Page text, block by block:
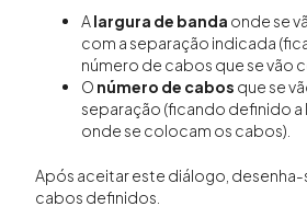
Alargura de banda onde se
com a separação indicada
número de cabos que se vão
O número de cabos que se
separação (ficando definido a
onde se colocam os cabos).
Após aceitar este diálogo,
cabos definidos.